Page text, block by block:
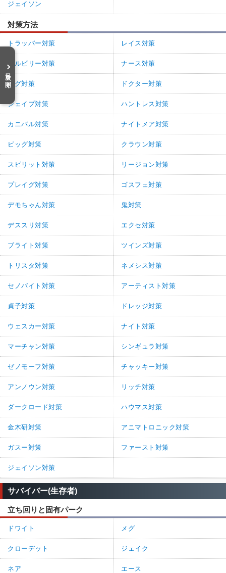
目次を開く
ジェイソン
対策方法
トラッパー対策 レイス対策
ヒルビリー対策 ナース対策
ハグ対策 ドクター対策
シェイプ対策 ハントレス対策
カニバル対策 ナイトメア対策
ピッグ対策 クラウン対策
スピリット対策 リージョン対策
プレイグ対策 ゴスフェ対策
デモちゃん対策 鬼対策
デススリ対策 エクセ対策
ブライト対策 ツインズ対策
トリスタ対策 ネメシス対策
セノバイト対策 アーティスト対策
貞子対策 ドレッジ対策
ウェスカー対策 ナイト対策
マーチャン対策 シンギュラ対策
ゼノモーフ対策 チャッキー対策
アンノウン対策 リッチ対策
ダークロード対策 ハウマス対策
金木研対策 アニマトロニック対策
ガスー対策 ファースト対策
ジェイソン対策
サバイバー(生存者)
立ち回りと固有パーク
ドワイト メグ
クローデット ジェイク
ネア エース